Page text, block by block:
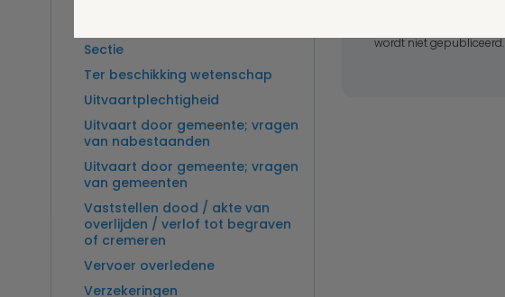
Sectie
Ter beschikking wetenschap
Uitvaartplechtigheid
Uitvaart door gemeente; vragen
van nabestaanden
Uitvaart door gemeente; vragen
van gemeenten
Vaststellen dood / akte van
overlijden / verlof tot begraven
of cremeren
Vervoer overledene
Verzekeringen
wordt niet gepubliceerd.